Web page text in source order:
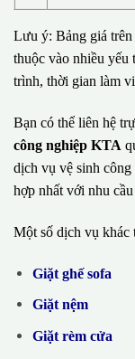
Lưu ý: Bảng giá trên
thuộc vào nhiều yếu
trình, thời gian làm
Bạn có thể liên hệ
công nghiệp KTA
dịch vụ vệ sinh
hợp nhất với nhu
Một số dịch vụ khác
Giặt ghế sofa
Giặt nệm
Giặt rèm cửa